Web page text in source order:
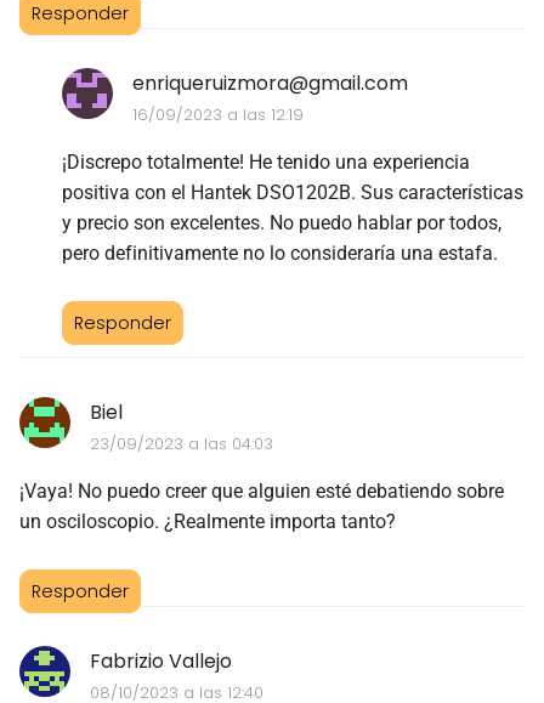
Responder
enriqueruizmora@gmail.com
16/09/2023 a las 12:19
¡Discrepo totalmente! He tenido una experiencia
positiva con el Hantek DSO1202B. Sus características
y precio son excelentes. No puedo hablar por todos,
pero definitivamente no lo consideraría una estafa.
Responder
Biel
23/09/2023 a las 04:03
¡Vaya! No puedo creer que alguien esté debatiendo sobre
un osciloscopio. ¿Realmente importa tanto?
Responder
Fabrizio Vallejo
08/10/2023 a las 12:40